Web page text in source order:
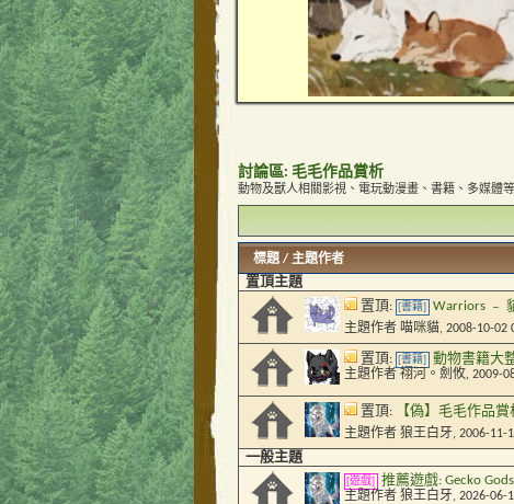
討論區: 毛毛作品賞析
動物及獸人相關影視、電玩動漫畫、書籍、多媒體
標題 / 主題作者
置頂主題
置頂: [書籍] Warriors ﹣
主題作者 喵咪貓, 2008-10-02
置頂: [書籍] 動物書籍大
主題作者 祤河。劍攸, 2009-
置頂: 【偽】毛毛作品賞
主題作者 狼王白牙, 2006-11-
一般主題
[遊戲] 推薦遊戲: Gecko
主題作者 狼王白牙, 2026-06-